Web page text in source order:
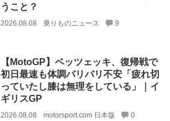
うこと？
2026.08.08 乗りものニュース 9
【MotoGP】ベッツェッキ、復帰戦で
初日最速も体調バリバリ不安「疲れ切
っていたし膝は無理をしている」｜イ
ギリスGP
2026.08.08 motorsport.com 日本版 0